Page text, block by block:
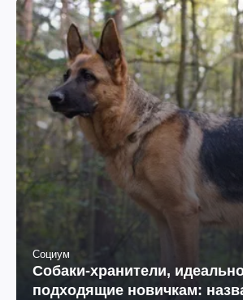
Социум
Собаки-хранители,
подходящие новичкам: